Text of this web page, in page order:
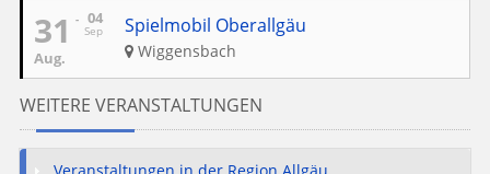
04
Sep
31
Aug.
Spielmobil Oberallgäu
Wiggensbach
WEITERE VERANSTALTUNGEN